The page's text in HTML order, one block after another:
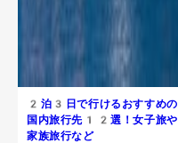
2泊3日で行けるおすすめの
国内旅行先12選！女子旅や
家族旅行など